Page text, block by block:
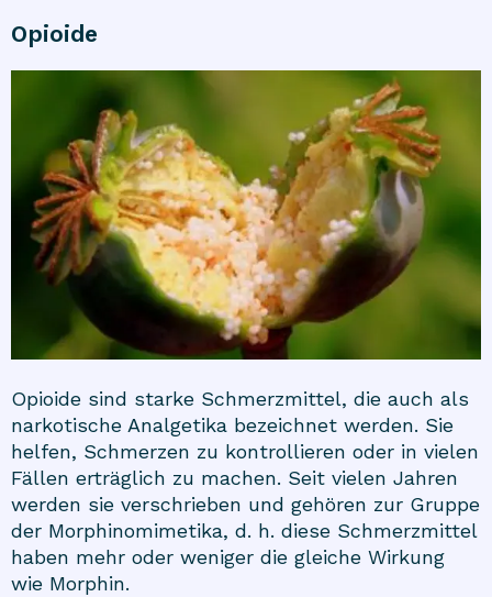
Opioide
Opioide sind starke Schmerzmittel, die auch als
narkotische Analgetika bezeichnet werden. Sie
helfen, Schmerzen zu kontrollieren oder in vielen
Fällen erträglich zu machen. Seit vielen Jahren
werden sie verschrieben und gehören zur Gruppe
der Morphinomimetika, d. h. diese Schmerzmittel
haben mehr oder weniger die gleiche Wirkung
wie Morphin.